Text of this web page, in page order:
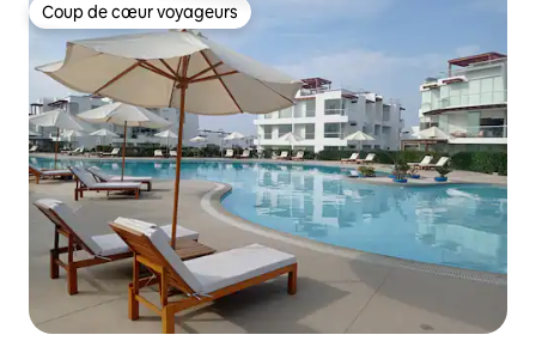
Coup de cœur voyageurs
Coup de cœur voyageurs